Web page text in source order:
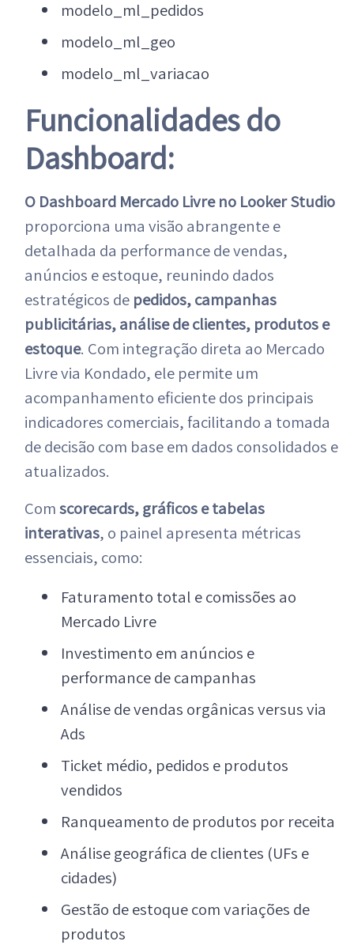
modelo_ml_pedidos
modelo_ml_geo
modelo_ml_variacao
Funcionalidades do
Dashboard:
O Dashboard Mercado Livre no Looker Studio
proporciona uma visão abrangente e
detalhada da performance de vendas,
anúncios e estoque, reunindo dados
estratégicos de pedidos, campanhas
publicitárias, análise de clientes, produtos e
estoque. Com integração direta ao Mercado
Livre via Kondado, ele permite um
acompanhamento eficiente dos principais
indicadores comerciais, facilitando a tomada
de decisão com base em dados consolidados e
atualizados.
Comscorecards, gráficos e tabelas
interativas, o painel apresenta métricas
essenciais, como:
Faturamento total e comissões ao
Mercado Livre
Investimento em anúncios e
performance de campanhas
Análise de vendas orgânicas versus via
Ads
Ticket médio, pedidos e produtos
vendidos
Ranqueamento de produtos por receita
Análise geográfica de clientes (UFs e
cidades)
Gestão de estoque com variações de
produtos